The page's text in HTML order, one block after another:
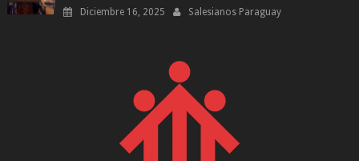
Diciembre 16, 2025 Salesianos Paraguay